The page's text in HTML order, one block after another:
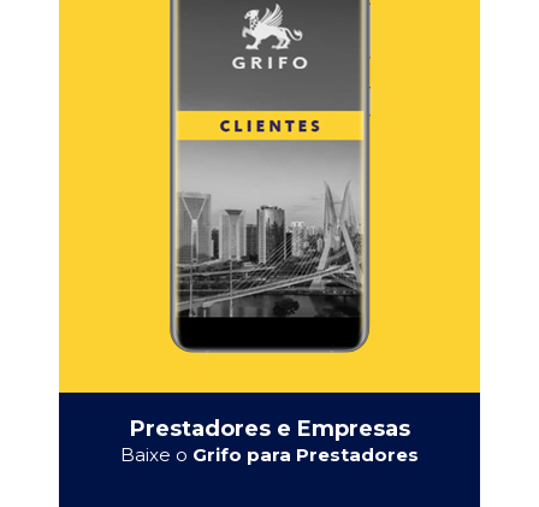
Prestadores e Empresas
Baixe o Grifo para Prestadores